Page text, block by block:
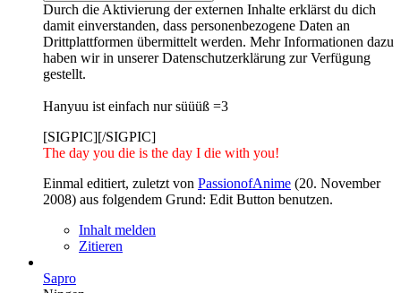
Durch die Aktivierung der externen Inhalte erklärst du dich
damit einverstanden, dass personenbezogene Daten an
Drittplattformen übermittelt werden. Mehr Informationen dazu
haben wir in unserer Datenschutzerklärung zur Verfügung
gestellt.
Hanyuu ist einfach nur süüüß =3
[SIGPIC][/SIGPIC]
The day you die is the day I die with you!
Einmal editiert, zuletzt von PassionofAnime (20. November
2008) aus folgendem Grund: Edit Button benutzen.
Inhalt melden
Zitieren
Sapro